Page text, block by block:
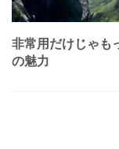
非常用だけじゃも
の魅力